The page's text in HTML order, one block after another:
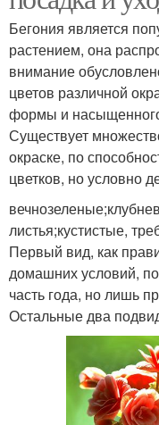
Бегония является
растением, она
внимание
цветов различной
формы и насыщенного
Существует
окраске, по
цветков, но условно
листья;кустистые,
Первый вид, как
домашних условий,
часть года, но лишь
Остальные два